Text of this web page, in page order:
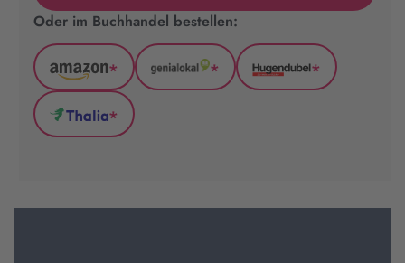
Oder im Buchhandel bestellen:
Amazon
(wird
in
neuem
*
GenialLokal
*
Hugendubel
*
Thalia
Tab
*